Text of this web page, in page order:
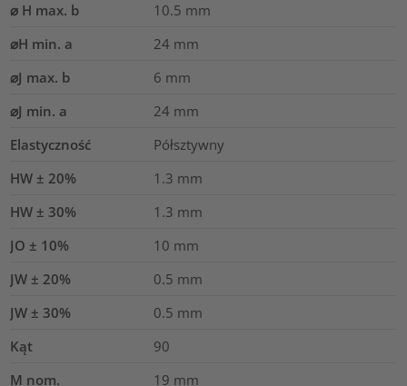
⌀ H max. b 10.5 mm
⌀H min. a
24 mm
⌀J max. b
6 mm
⌀J min. a
24 mm
Elastyczność
Półsztywny
HW ± 20%
1.3 mm
HW ± 30%
1.3 mm
JO ± 10%
10 mm
JW ± 20%
0.5 mm
JW ± 30%
0.5 mm
Kąt
90
M nom.
19 mm